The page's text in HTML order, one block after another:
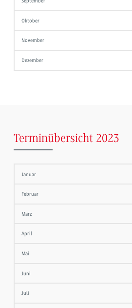
Oktober
November
Dezember
Terminübersicht 2023
Januar
Februar
März
April
Mai
Juni
Juli